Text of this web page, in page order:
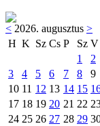
< 2026. augusztus >
H K Sz Cs P Sz V
1
2
3
4 5 6 7 8
9
10 11 12 13 14 15
17 18 19 20 21 22
24 25 26 27 28 29